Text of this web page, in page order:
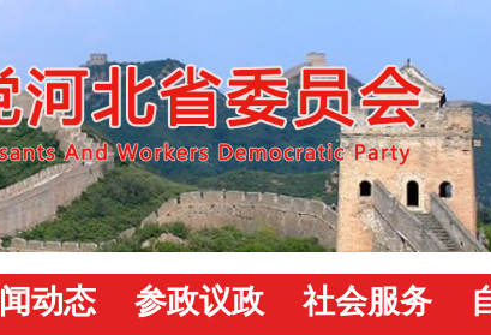
动态 参政议政 社会服务